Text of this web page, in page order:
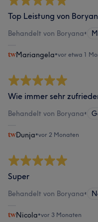
Top Leistung von
Behandelt von Boryana•
Mariangela•vor etwa 1
Wie immer sehr
Behandelt von Boryana•
Dunja•vor 2 Monaten
Super
Behandelt von Boryana•
Nicola•vor 3 Monaten